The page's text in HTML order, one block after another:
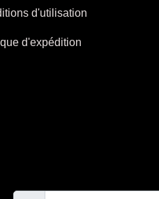
d'utilisation
d'expédition